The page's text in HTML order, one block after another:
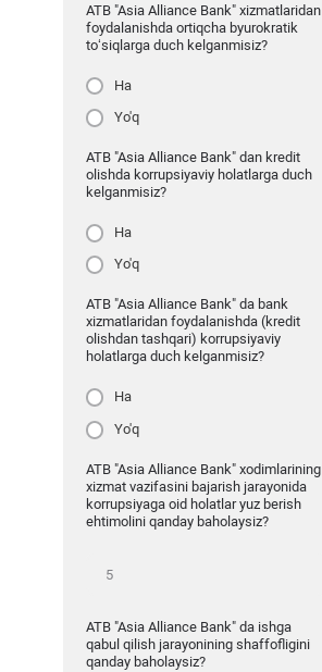
ATB "Asia Alliance Bank" xizmatlaridan
foydalanishda ortiqcha byurokratik
to‘siqlarga duch kelganmisiz?
Ha
Yo'q
ATB "Asia Alliance Bank" dan kredit
olishda korrupsiyaviy holatlarga duch
kelganmisiz?
Ha
Yo'q
ATB "Asia Alliance Bank" da bank
xizmatlaridan foydalanishda (kredit
olishdan tashqari) korrupsiyaviy
holatlarga duch kelganmisiz?
Ha
Yo'q
ATB "Asia Alliance Bank" xodimlarining
xizmat vazifasini bajarish jarayonida
korrupsiyaga oid holatlar yuz berish
ehtimolini qanday baholaysiz?
ATB "Asia Alliance Bank" da ishga
qabul qilish jarayonining shaffofligini
qanday baholaysiz?